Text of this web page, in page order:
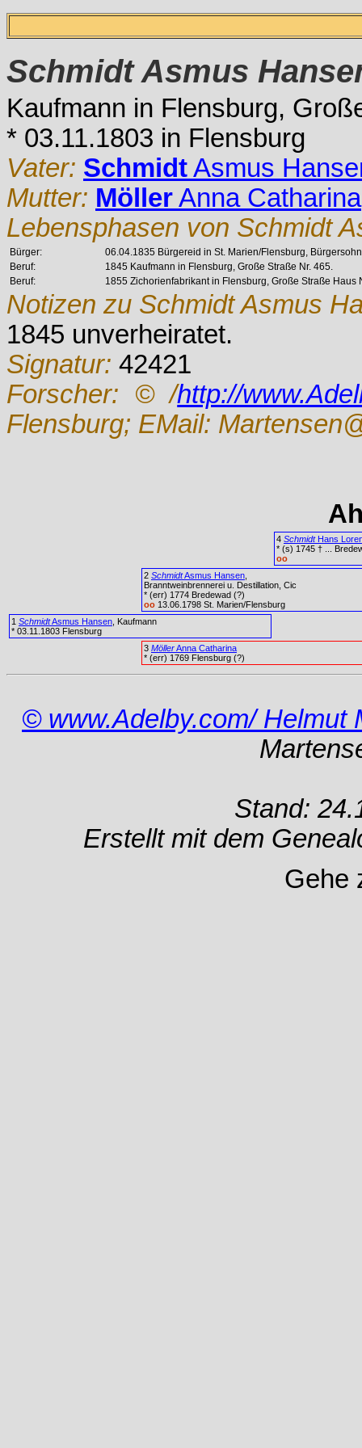
SchmidtAsmus
Kaufmann in Flensburg,
* 03.11.1803 in Flensburg
Vater: SchmidtAsmus
Mutter: MöllerAnna Catharina
Lebensphasen von Schmidt
Bürger:
06.04.1835 Bürgereid in St. Marien/Flensburg,
Beruf:
1845 Kaufmann in Flensburg, Große Straße Nr. 465.
Beruf:
1855 Zichorienfabrikant in Flensburg, Große Straße Haus
Notizen zu Schmidt Asmus
1845 unverheiratet.
Signatur: 42421
Forscher: © /http://
Flensburg; EMail:
4 SchmidtHans
* (s) 1745 † ...
oo
2 SchmidtAsmus Hansen
Branntweinbrennerei u. Destillation, Cic
* (err) 1774 Bredewad (?)
oo 13.06.1798 St. Marien/Flensburg
1 SchmidtAsmus Hansen , Kaufmann
* 03.11.1803 Flensburg
3 MöllerAnna Catharina
* (err) 1769 Flensburg (?)
© www.Adelby.com/ Helmut
Stand:
Erstellt mit dem
Gehe